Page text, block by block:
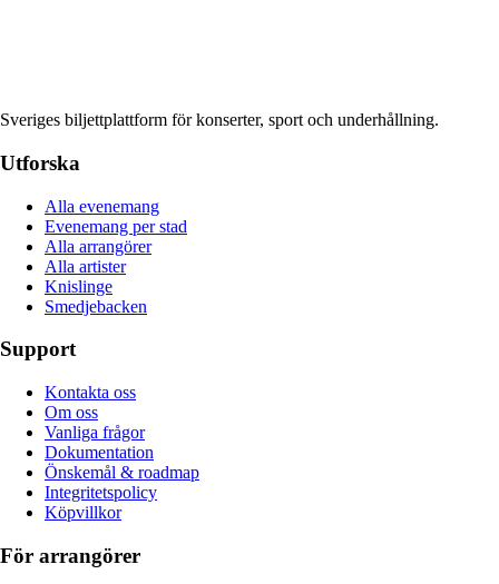
Sveriges biljettplattform för konserter, sport och underhållning.
Utforska
Alla evenemang
Evenemang per stad
Alla arrangörer
Alla artister
Knislinge
Smedjebacken
Support
Kontakta oss
Om oss
Vanliga frågor
Dokumentation
Önskemål & roadmap
Integritetspolicy
Köpvillkor
För arrangörer